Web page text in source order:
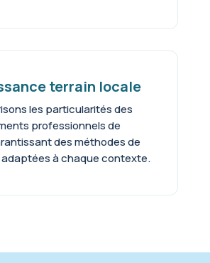
terrain locale
les particularités des
professionnels de
des méthodes de
à chaque contexte.